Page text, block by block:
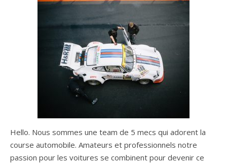
Hello. Nous sommes une team de 5 mecs qui adorent la
course automobile. Amateurs et professionnels notre
passion pour les voitures se combinent pour devenir ce